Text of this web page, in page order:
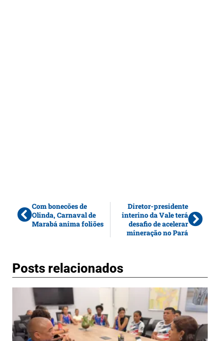
Com bonecões de
Olinda, Carnaval de
Marabá anima foliões
Diretor-presidente
interino da Vale terá
desafio de acelerar
mineração no Pará
Posts relacionados